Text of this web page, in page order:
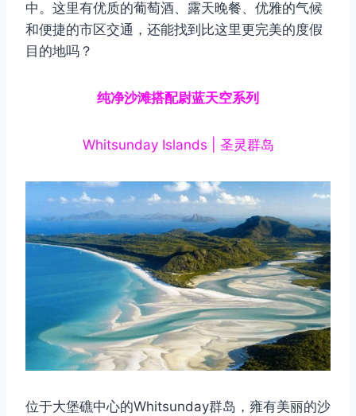
中。这里有优质的葡萄酒、露天晚餐、优雅的气候
和便捷的市区交通，还能找到比这里更完美的度假
目的地吗？
纯净沙滩搭配尉蓝天空系列
Whitsunday Islands | 圣灵群岛
位于大堡礁中心的Whitsunday群岛，雍有美丽的沙